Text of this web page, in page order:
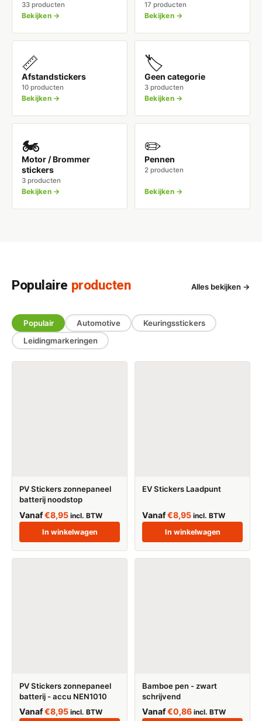
33 producten
Bekijken →
17 producten
Bekijken →
📏
Afstandstickers
10 producten
Bekijken →
🏷️
Geen categorie
3 producten
Bekijken →
🏍️
Motor / Brommer
stickers
3 producten
Bekijken →
✏️
Pennen
2 producten
Bekijken →
Populaire producten Alles bekijken →
Populair Automotive
Keuringsstickers
Leidingmarkeringen
PV Stickers zonnepaneel
batterij noodstop
Vanaf€8,95 incl. BTW
In winkelwagen
EV Stickers Laadpunt
Vanaf€8,95 incl. BTW
In winkelwagen
PV Stickers zonnepaneel
batterij - accu NEN1010
Vanaf€8,95 incl. BTW
Bamboe pen - zwart
schrijvend
Vanaf€0,86 incl. BTW